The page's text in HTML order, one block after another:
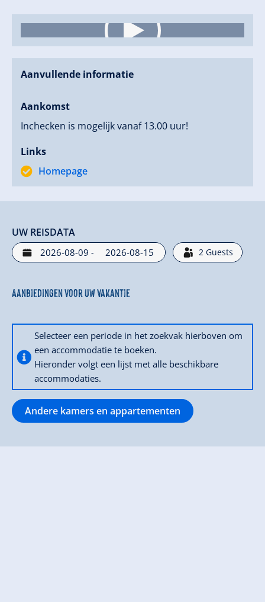
Aanvullende informatie
Aankomst
Inchecken is mogelijk vanaf 13.00 uur!
Links
Homepage
UW REISDATA
- 2 Guests
Aanbiedingen voor uw vakantie
Selecteer een periode in het zoekvak hierboven om
een accommodatie te boeken.
Hieronder volgt een lijst met alle beschikbare
accommodaties.
Andere kamers en appartementen